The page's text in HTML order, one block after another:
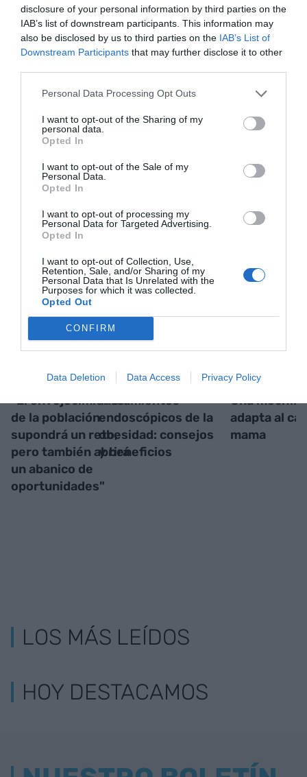
disclosure of your personal information by third parties on the
IAB’s list of downstream participants. This information may
also be disclosed by us to third parties on the IAB’s List of
Downstream Participants that may further disclose it to other
Personal Data Processing Opt Outs
I want to opt-out of the Sharing of my
personal data.
Opted In
I want to opt-out of the Sale of my
Personal Data.
Opted In
I want to opt-out of processing my
Personal Data for Targeted Advertising.
Opted In
I want to opt-out of Collection, Use,
Retention, Sale, and/or Sharing of my
Personal Data that Is Unrelated with the
Purposes for which it was collected.
Opted Out
CONFIRM
Data Deletion Data Access Privacy Policy
negocio".
Mantente informado con las últimas noticias de
actualidad
RELACIONADAS
"El envejecimiento
de la población
supondrá un reto,
pero también abrirá
un abanico de
oportunidades"
Tratamientos
endoscópicos de la
obesidad: consejos
y beneficios
Una mochila
adapta al
mama
LOS MÁS LEÍDOS
HOY DESTACAMOS